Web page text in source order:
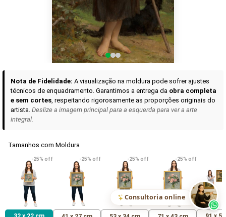
Curadoria das Campanhas
A seleção de obras-primas apresentadas em nossos vídeos nas redes
sociais, reunidas aqui para sua apreciação.
VER DETALHES
Madona de Loreto
R$ 538,42
VER DETALHES
Narciso- caravaggio
R$ 365,92
VER
Maria
uma Rosa
R$ 365,92
Consultoria online
Nota de Fidelidade: A visualização na moldura pode sofrer ajustes
técnicos de enquadramento. Garantimos a entrega da obra completa
e sem cortes, respeitando rigorosamente as proporções originais do
artista. Deslize a imagem principal para a esquerda para ver a arte
integral.
Tamanhos com Moldura
-25% off -25% off -25% off -25% off